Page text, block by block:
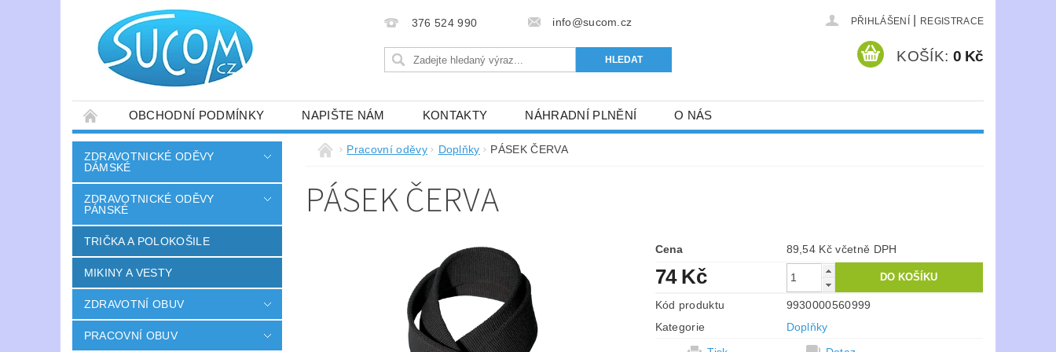
376 524 990 info@sucom.cz PŘIHLÁŠENÍ REGISTRACE
KOŠÍK: 0 Kč
OBCHODNÍ PODMÍNKY NAPIŠTE NÁM KONTAKTY NÁHRADNÍ PLNĚNÍ O NÁS
ZDRAVOTNICKÉ ODĚVY
DÁMSKÉ
ZDRAVOTNICKÉ ODĚVY
PÁNSKÉ
TRIČKA A POLOKOŠILE
MIKINY A VESTY
ZDRAVOTNÍ OBUV
PRACOVNÍ OBUV
Pracovní oděvy Doplňky PÁSEK ČERVA
PÁSEK ČERVA
Cena 89,54 Kč včetně DPH
74 Kč
Kód produktu
9930000560999
Kategorie
Doplňky